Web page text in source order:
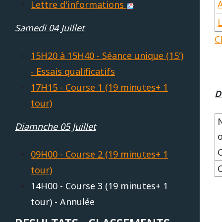
Lettre d'informations
Samedi 04 Juillet
15H20 à 15H40 - Séance unique (15')
- Essais qualificatifs
17H15 - Course 1 (19 minutes+ 1
tour)
Diamnche 05 Juillet
09H00 - Course 2 (19 minutes+ 1
tour)
14H00 - Course 3 (19 minutes+ 1
tour) - Annulée
2015
2014
2013
2012
2011
2010
2011
2010
2009
2008
2007
2006
2012
Open French Cup 2011
HAUTE SAINTONGE
LE MANS
LE VIGEANT
MAGNY-COURS
Vidéos 2010
Vidéos 2008
Vidéos 2007
Vidéos 2006
Vidéos 2005
Vidéos 2003
Vidéos 2002